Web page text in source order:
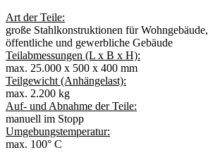
Art der Teile:
große Stahlkonstruktionen für Wohngebäude,
öffentliche und gewerbliche Gebäude
Teilabmessungen (L x B x H):
max. 25.000 x 500 x 400 mm
Teilgewicht (Anhängelast):
max. 2.200 kg
Auf- und Abnahme der Teile:
manuell im Stopp
Umgebungstemperatur:
max. 100° C